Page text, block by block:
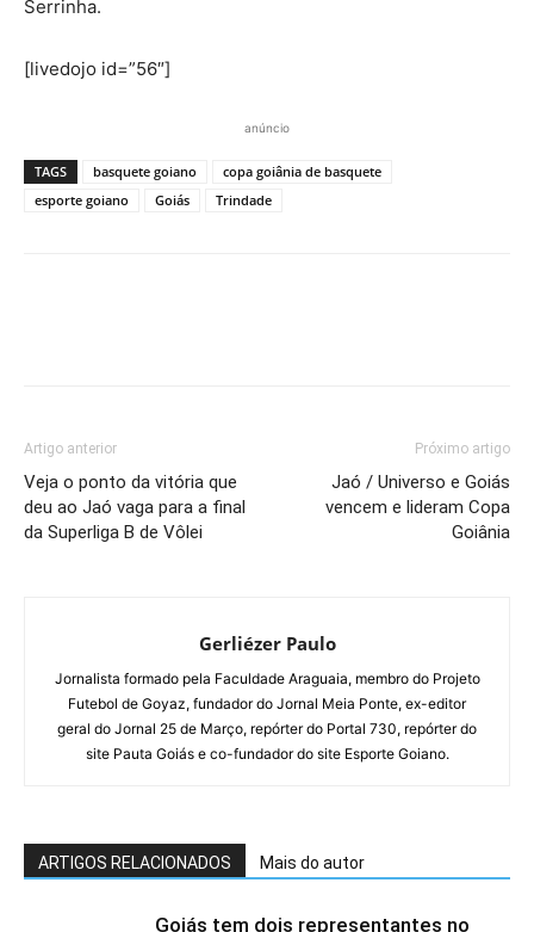
Serrinha.
[livedojo id=”56″]
anúncio
TAGS basquete goiano
copa goiânia de basquete
esporte goiano
Goiás Trindade
Artigo anterior
Veja o ponto da vitória que
deu ao Jaó vaga para a final
da Superliga B de Vôlei
Próximo artigo
Jaó / Universo e Goiás
vencem e lideram Copa
Goiânia
Gerliézer Paulo
Jornalista formado pela Faculdade Araguaia, membro do Projeto
Futebol de Goyaz, fundador do Jornal Meia Ponte, ex-editor
geral do Jornal 25 de Março, repórter do Portal 730, repórter do
site Pauta Goiás e co-fundador do site Esporte Goiano.
ARTIGOS RELACIONADOS Mais do autor
Goiás tem dois representantes no